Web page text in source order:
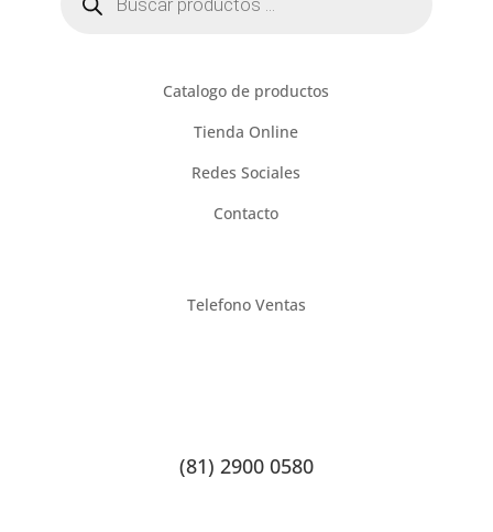
productos
Catalogo de productos
Tienda Online
Redes Sociales
Contacto
Telefono Ventas
(81) 2900 0580